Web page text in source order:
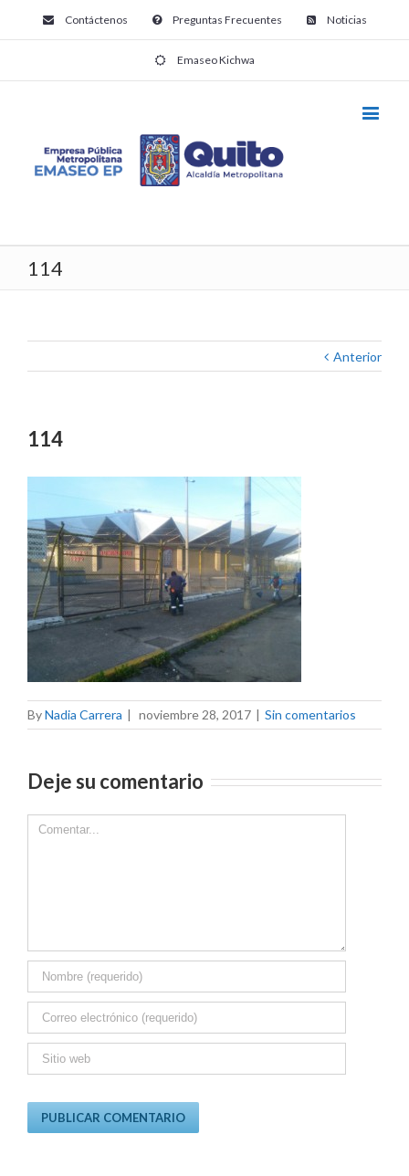
Contáctenos Preguntas Frecuentes Noticias
Emaseo Kichwa
114
Anterior
114
ByNadia Carrera | noviembre 28, 2017 | Sin comentarios
Deje su comentario
Comment